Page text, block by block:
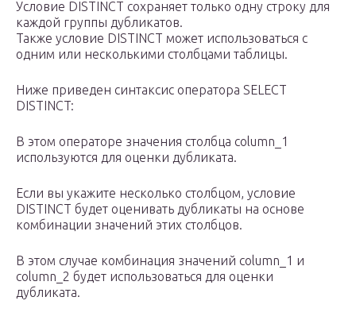
Условие DISTINCT сохраняет только одну строку для
каждой группы дубликатов.
Также условие DISTINCT может использоваться с
одним или несколькими столбцами таблицы.
Ниже приведен синтаксис оператора SELECT
DISTINCT:
В этом операторе значения столбца column_1
используются для оценки дубликата.
Если вы укажите несколько столбцом, условие
DISTINCT будет оценивать дубликаты на основе
комбинации значений этих столбцов.
В этом случае комбинация значений column_1 и
column_2 будет использоваться для оценки
дубликата.